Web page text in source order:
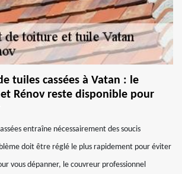
tuiles cassées à Vatan : le
Rénov reste disponible pour
entraîne nécessairement des soucis
doit être réglé le plus rapidement pour éviter
vous dépanner, le couvreur professionnel